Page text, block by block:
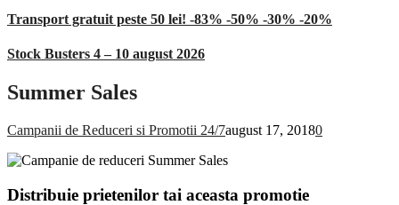
Transport gratuit peste 50 lei! -83% -50% -30% -20%
Stock Busters 4 – 10 august 2026
Summer Sales
Campanii de Reduceri si Promotii 24/7august 17, 20180
Distribuie prietenilor tai aceasta promotie